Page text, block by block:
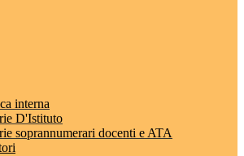
interna
D'Istituto
soprannumerari docenti e ATA